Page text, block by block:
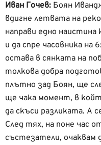
Иван Гочев: Боян
вдигне летвата на
направи едно
и да спре часовника
остава в сянката на
толкова добра
плътно зад Боян, ще
ще чака момент, в
да скъси разликата. А
След тях, на поне час
състезатели, очаквам